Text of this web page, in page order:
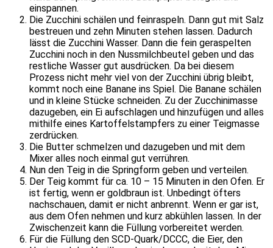
einspannen.
Die Zucchini schälen und feinraspeln. Dann gut mit Salz
bestreuen und zehn Minuten stehen lassen. Dadurch
lässt die Zucchini Wasser. Dann die fein geraspelten
Zucchini noch in den Nussmilchbeutel geben und das
restliche Wasser gut ausdrücken. Da bei diesem
Prozess nicht mehr viel von der Zucchini übrig bleibt,
kommt noch eine Banane ins Spiel. Die Banane schälen
und in kleine Stücke schneiden. Zu der Zucchinimasse
dazugeben, ein Ei aufschlagen und hinzufügen und alles
mithilfe eines Kartoffelstampfers zu einer Teigmasse
zerdrücken.
Die Butter schmelzen und dazugeben und mit dem
Mixer alles noch einmal gut verrühren.
Nun den Teig in die Springform geben und verteilen.
Der Teig kommt für ca. 10 – 15 Minuten in den Ofen. Er
ist fertig, wenn er goldbraun ist. Unbedingt öfters
nachschauen, damit er nicht anbrennt. Wenn er gar ist,
aus dem Ofen nehmen und kurz abkühlen lassen. In der
Zwischenzeit kann die Füllung vorbereitet werden.
Für die Füllung den SCD-Quark/DCCC, die Eier, den